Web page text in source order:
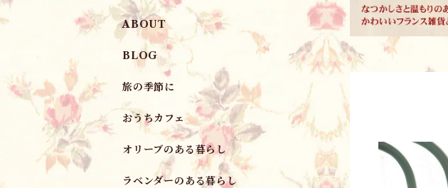
ABOUT
BLOG
旅の季節に
おうちカフェ
オリーブのある暮らし
ラベンダーのある暮らし